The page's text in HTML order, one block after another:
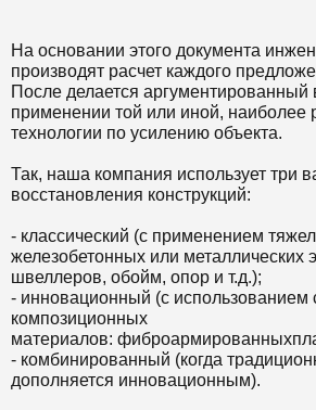
На основании этого документа
производят расчет каждого
После делается аргументированный
применении той или иной, наиболее
технологии по усилению объекта.
Так, наша компания использует три
восстановления конструкций:
- классический (с применением
железобетонных или металлических
швеллеров, обойм, опор и т.д.);
- инновационный (с
композиционных
материалов:
- комбинированный (когда
дополняется инновационным).